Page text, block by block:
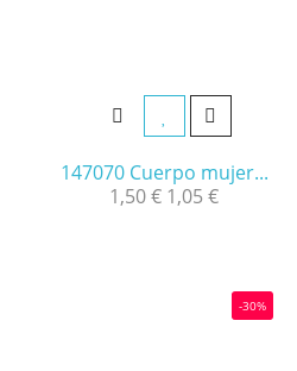
147070 Cuerpo mujer...
1,50 € 1,05 €
-30%